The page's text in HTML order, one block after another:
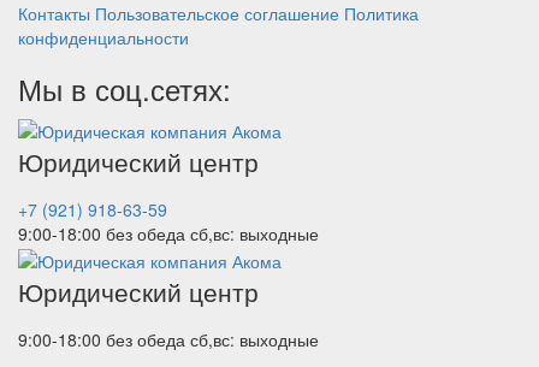
Контакты Пользовательское соглашение Политика
конфиденциальности
Мы в соц.сетях:
Юридический центр
+7 (921) 918-63-59
9:00-18:00 без обеда сб,вс: выходные
Юридический центр
9:00-18:00 без обеда сб,вс: выходные